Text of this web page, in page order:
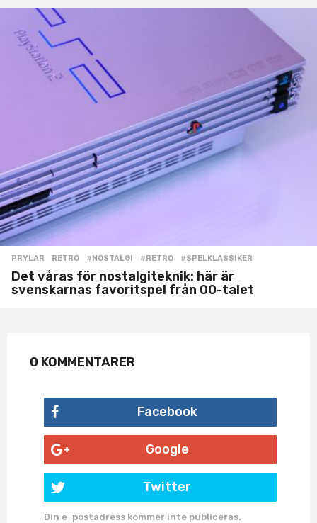
PRYLAR ,RETRO #NOSTALGI ,#RETRO ,#SPELKLASSIKER
Det våras för nostalgiteknik: här är
svenskarnas favoritspel från 00-talet
0 KOMMENTARER
Facebook
Google
Twitter
Din e-postadress kommer inte publiceras.